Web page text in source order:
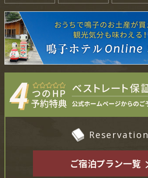
Reservation
ご宿泊プラン一覧